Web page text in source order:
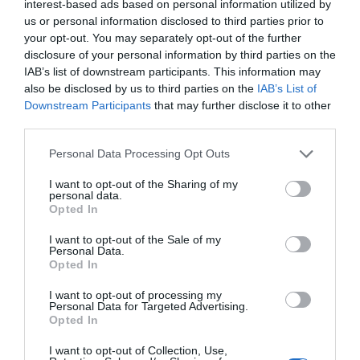
interest-based ads based on personal information utilized by
us or personal information disclosed to third parties prior to
your opt-out. You may separately opt-out of the further
disclosure of your personal information by third parties on the
IAB’s list of downstream participants. This information may
also be disclosed by us to third parties on the IAB’s List of
Downstream Participants that may further disclose it to other
Personal Data Processing Opt Outs
I want to opt-out of the Sharing of my
personal data.
Opted In
I want to opt-out of the Sale of my
Personal Data.
Opted In
I want to opt-out of processing my
Personal Data for Targeted Advertising.
Opted In
I want to opt-out of Collection, Use,